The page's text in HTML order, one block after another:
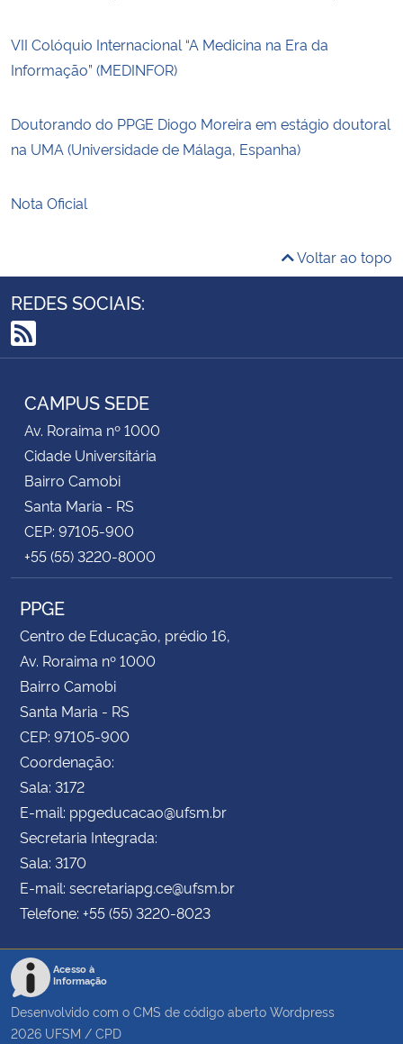
VII Colóquio Internacional “A Medicina na Era da
Informação” (MEDINFOR)
Doutorando do PPGE Diogo Moreira em estágio doutoral
na UMA (Universidade de Málaga, Espanha)
Nota Oficial
Voltar ao topo
REDES SOCIAIS:
RSS
CAMPUS SEDE
Av. Roraima nº 1000
Cidade Universitária
Bairro Camobi
Santa Maria - RS
CEP: 97105-900
+55 (55) 3220-8000
PPGE
Centro de Educação, prédio 16,
Av. Roraima nº 1000
Bairro Camobi
Santa Maria - RS
CEP: 97105-900
Coordenação:
Sala: 3172
E-mail: ppgeducacao@ufsm.br
Secretaria Integrada:
Sala: 3170
E-mail: secretariapg.ce@ufsm.br
Telefone: +55 (55) 3220-8023
Acesso à
Informação
Desenvolvido com o CMS de código aberto Wordpress
2026 UFSM / CPD